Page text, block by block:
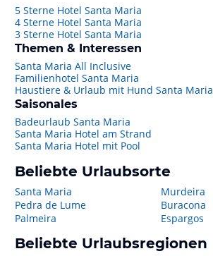
5 Sterne Hotel Santa Maria
4 Sterne Hotel Santa Maria
3 Sterne Hotel Santa Maria
Themen & Interessen
Santa Maria All Inclusive
Familienhotel Santa Maria
Haustiere & Urlaub mit Hund Santa Maria
Saisonales
Badeurlaub Santa Maria
Santa Maria Hotel am Strand
Santa Maria Hotel mit Pool
Beliebte Urlaubsorte
Santa Maria
Pedra de Lume
Palmeira
Murdeira
Buracona
Espargos
Beliebte Urlaubsregionen